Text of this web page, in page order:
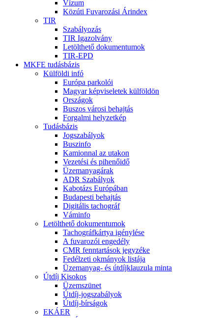
Vízum
Közúti Fuvarozási Árindex
TIR
Szabályozás
TIR Igazolvány
Letölthető dokumentumok
TIR-EPD
MKFE tudásbázis
Külföldi infó
Európa parkolói
Magyar képviseletek külföldön
Országok
Buszos városi behajtás
Forgalmi helyzetkép
Tudásbázis
Jogszabályok
Buszinfo
Kamionnal az utakon
Vezetési és pihenőidő
Üzemanyagárak
ADR Szabályok
Kabotázs Európában
Budapesti behajtás
Digitális tachográf
Váminfo
Letölthető dokumentumok
Tachográfkártya igénylése
A fuvarozói engedély
CMR fenntartások jegyzéke
Fedélzeti okmányok listája
Üzemanyag- és útdíjklauzula minta
Útdíj Kisokos
Üzemszünet
Útdíj-jogszabályok
Útdíj-bírságok
EKÁER